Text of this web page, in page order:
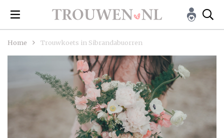
Home Trouwkoets in Sibrandabuorren